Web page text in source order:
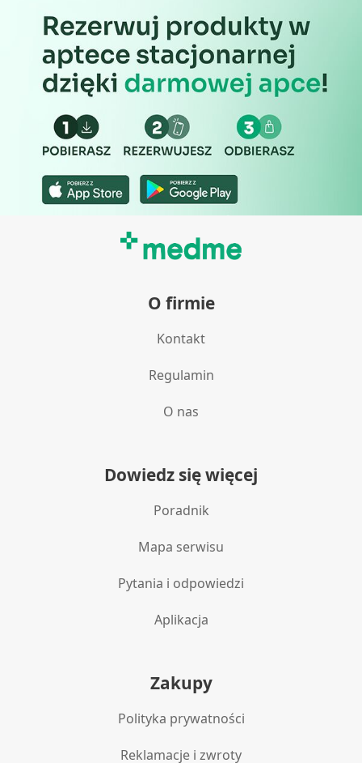
O firmie
Kontakt
Regulamin
O nas
Dowiedz się więcej
Poradnik
Mapa serwisu
Pytania i odpowiedzi
Aplikacja
Zakupy
Polityka prywatności
Reklamacje i zwroty